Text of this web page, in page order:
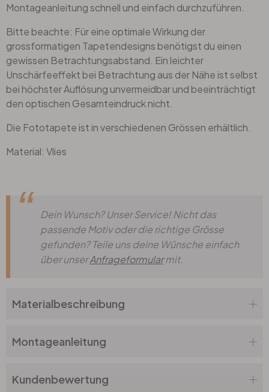
Montageanleitung schnell und einfach durchzuführen.
Bitte beachte: Für eine optimale Wirkung der
grossformatigen Tapetendesigns benötigst du einen
gewissen Betrachtungsabstand. Ein leichter
Unschärfeeffekt bei Betrachtung aus der Nähe ist selbst
bei höchster Auflösung unvermeidbar und beeinträchtigt
den optischen Gesamteindruck nicht.
Die Fototapete ist in verschiedenen Grössen erhältlich.
Material: Vlies
Dein Wunsch? Unser Service! Nicht das
passende Motiv oder die richtige Grösse
gefunden? Teile uns deine Wünsche einfach
über unserAnfrageformularmit.
Materialbeschreibung
Montageanleitung
Kundenbewertung